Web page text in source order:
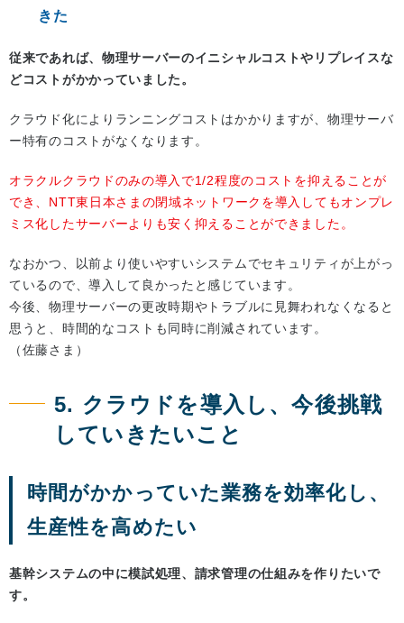
きた
従来であれば、物理サーバーのイニシャルコストやリプレイスな
どコストがかかっていました。
クラウド化によりランニングコストはかかりますが、物理サーバ
ー特有のコストがなくなります。
オラクルクラウドのみの導入で1/2程度のコストを抑えることが
でき、NTT東日本さまの閉域ネットワークを導入してもオンプレ
ミス化したサーバーよりも安く抑えることができました。
なおかつ、以前より使いやすいシステムでセキュリティが上がっ
ているので、導入して良かったと感じています。
今後、物理サーバーの更改時期やトラブルに見舞われなくなると
思うと、時間的なコストも同時に削減されています。
（佐藤さま）
5. クラウドを導入し、今後挑戦
していきたいこと
時間がかかっていた業務を効率化し、
生産性を高めたい
基幹システムの中に模試処理、請求管理の仕組みを作りたいで
す。